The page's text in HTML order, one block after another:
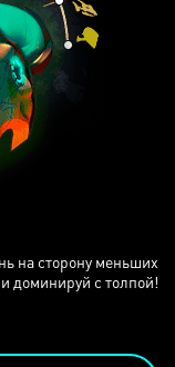
на сторону меньших
доминируй с толпой!